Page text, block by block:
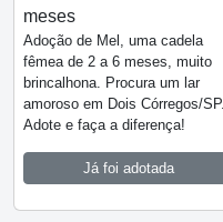
meses
Adoção de Mel, uma cadela
fêmea de 2 a 6 meses, muito
brincalhona. Procura um lar
amoroso em Dois Córregos/SP.
Adote e faça a diferença!
Já foi adotada